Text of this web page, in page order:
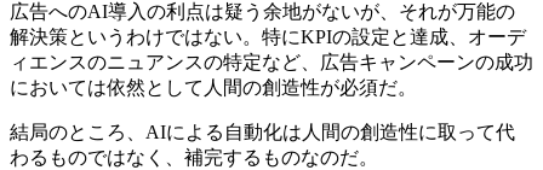
広告へのAI導入の利点は疑う余地がないが、それが万能の
解決策というわけではない。特にKPIの設定と達成、オーデ
ィエンスのニュアンスの特定など、広告キャンペーンの成功
においては依然として人間の創造性が必須だ。
結局のところ、AIによる自動化は人間の創造性に取って代
わるものではなく、補完するものなのだ。